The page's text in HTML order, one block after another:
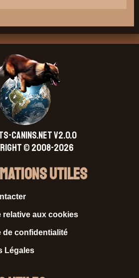
CANINS.NET V2.0.0
© 2008-2026
Utiles
relative aux cookies
de confidentialité
Légales